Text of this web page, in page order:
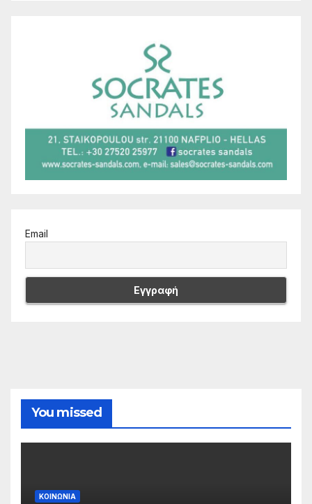
Email
You missed
ΚΟΙΝΩΝΙΑ